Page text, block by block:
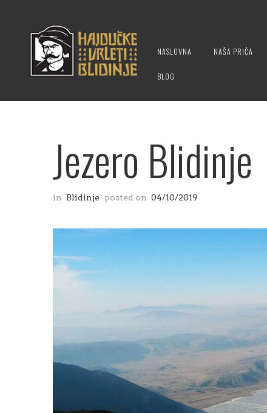
NASLOVNA NAŠA PRIČA
BLOG
Jezero Blidinje
in Blidinje posted on 04/10/2019